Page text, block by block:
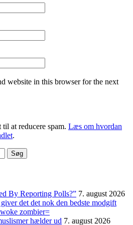
website in this browser for the next
at reducere spam. Læs om hvordan
.
By Reporting Polls?” 7. august 2026
det det nok den bedste modgift
zombier=
hælder ud 7. august 2026